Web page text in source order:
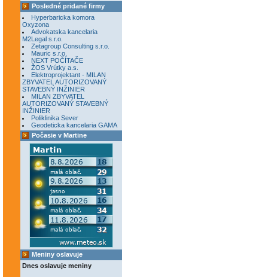
Posledné pridané firmy
Hyperbaricka komora
Oxyzona
Advokatska kancelaria
M2Legal s.r.o.
Zetagroup Consulting s.r.o.
Mauric s.r.o.
NEXT POČÍTAČE
ŽOS Vrútky a.s.
Elektroprojektant - MILAN
ZBYVATEL AUTORIZOVANÝ
STAVEBNÝ INŽINIER
MILAN ZBYVATEL
AUTORIZOVANÝ STAVEBNÝ
INŽINIER
Poliklinika Sever
Geodeticka kancelaria GAMA
Počasie v Martine
Meniny oslavuje
Dnes oslavuje meniny